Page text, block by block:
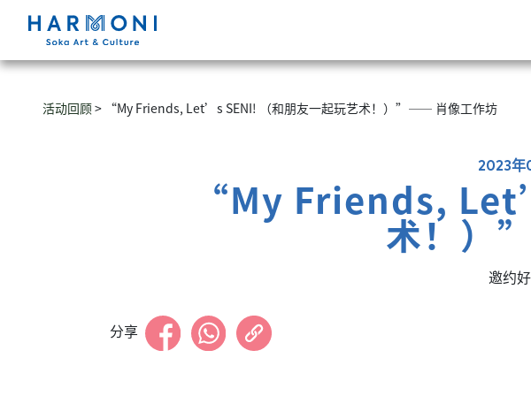
活动回顾> “My Friends, Let’s SENI! （和朋友一起玩艺术！）”—— 肖像工作坊
2023年
“My Friends,
术！）
邀约
分享